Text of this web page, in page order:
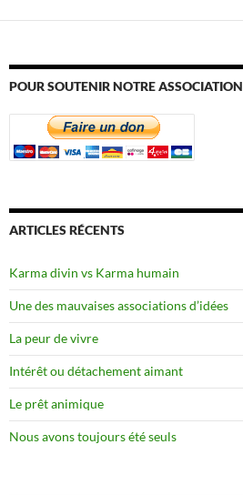
POUR SOUTENIR NOTRE ASSOCIATION
ARTICLES RÉCENTS
Karma divin vs Karma humain
Une des mauvaises associations d’idées
La peur de vivre
Intérêt ou détachement aimant
Le prêt animique
Nous avons toujours été seuls